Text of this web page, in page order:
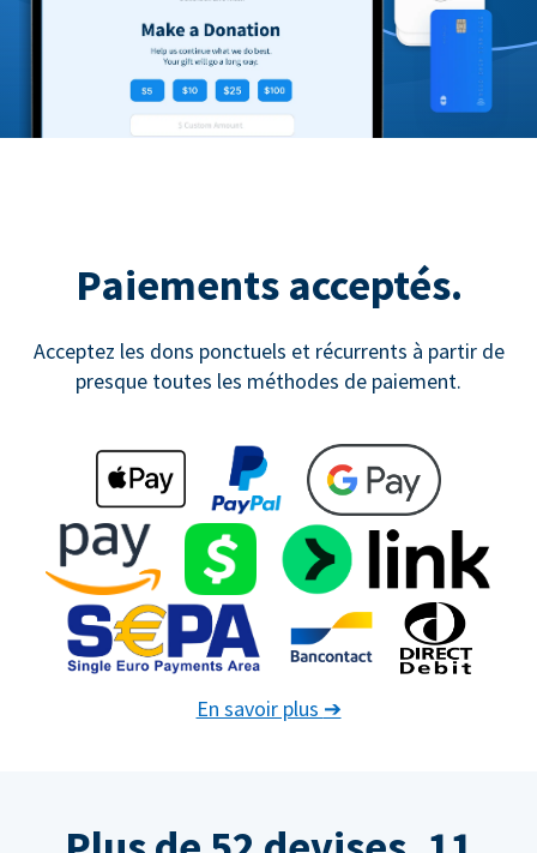
Paiements acceptés.
Acceptez les dons ponctuels et récurrents à partir de
presque toutes les méthodes de paiement.
En savoir plus ➔